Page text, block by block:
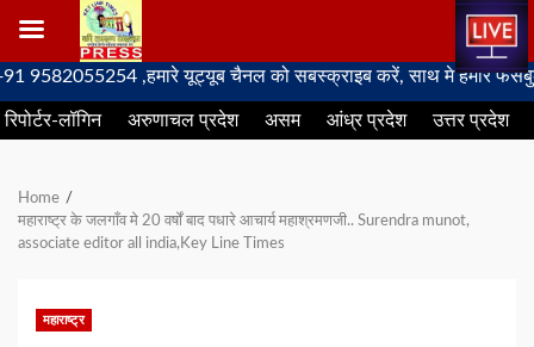
Skip
to
content
,हमारे यूट्यूब चैनल को सबस्क्राइब करें, साथ मे हमारे फेसबुक को
रिपोर्टर-लॉगिन अरुणाचल प्रदेश असम आंध्र प्रदेश उत्तर प्रदेश
Home
महाराष्ट्र के जलगाँव मे 20 वर्षों बाद पधारे आचार्य महाश्रमणजी.. Surendra munot,
associate editor all india,Key Line Times
महाराष्ट्र